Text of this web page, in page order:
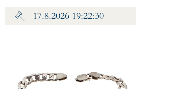
17.8.2026 19:22:30